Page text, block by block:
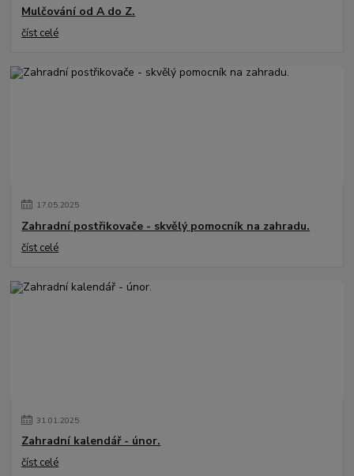
Mulčování od A do Z.
číst celé
17.05.2025
Zahradní postřikovače - skvělý pomocník na zahradu.
číst celé
31.01.2025
Zahradní kalendář - únor.
číst celé